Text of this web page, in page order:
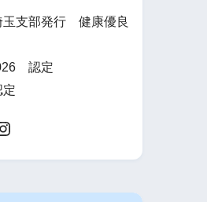
玉支部発行 健康優良
認定
定